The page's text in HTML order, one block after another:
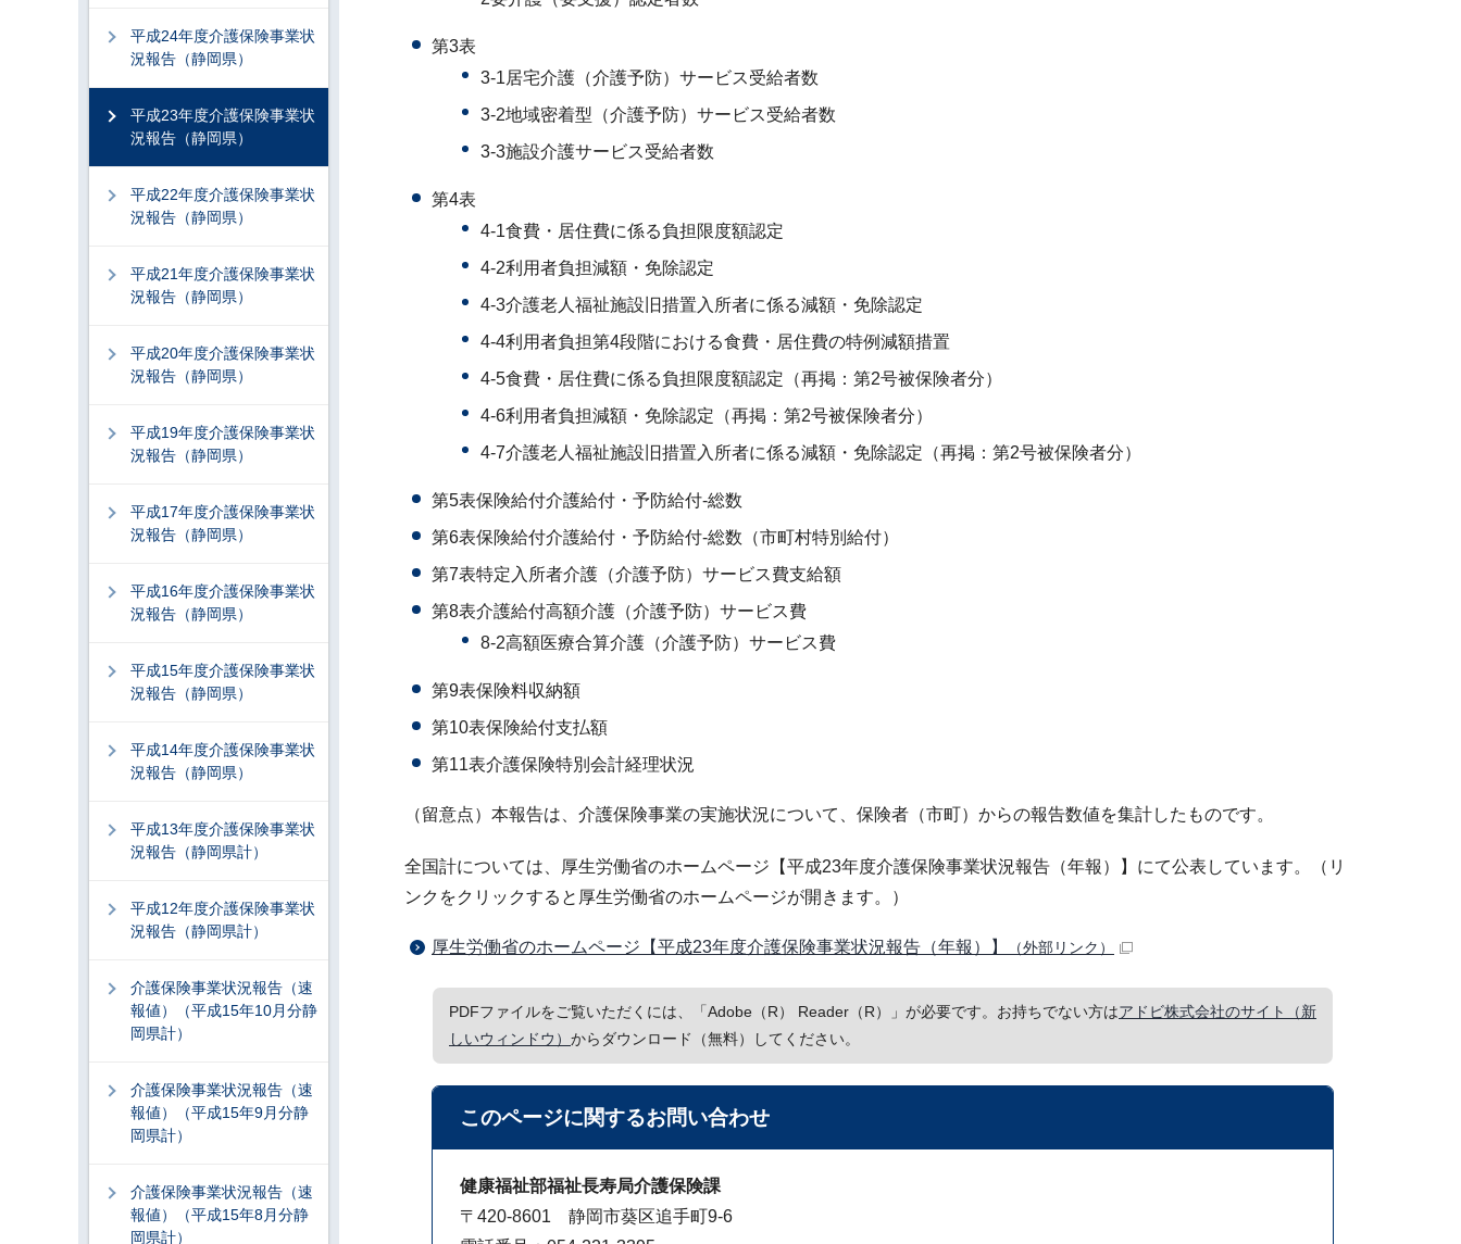
第3表
3-1居宅介護（介護予防）サービス受給者数
3-2地域密着型（介護予防）サービス受給者数
3-3施設介護サービス受給者数
第4表
4-1食費・居住費に係る負担限度額認定
4-2利用者負担減額・免除認定
4-3介護老人福祉施設旧措置入所者に係る減額・免除認定
4-4利用者負担第4段階における食費・居住費の特例減額措置
4-5食費・居住費に係る負担限度額認定（再掲：第2号被保険者分）
4-6利用者負担減額・免除認定（再掲：第2号被保険者分）
4-7介護老人福祉施設旧措置入所者に係る減額・免除認定（再掲：第2号被保険者分）
第5表保険給付介護給付・予防給付-総数
第6表保険給付介護給付・予防給付-総数（市町村特別給付）
第7表特定入所者介護（介護予防）サービス費支給額
第8表介護給付高額介護（介護予防）サービス費
8-2高額医療合算介護（介護予防）サービス費
第9表保険料収納額
第10表保険給付支払額
第11表介護保険特別会計経理状況
（留意点）本報告は、介護保険事業の実施状況について、保険者（市町）からの報告数値を集計したものです。
全国計については、厚生労働省のホームページ【平成23年度介護保険事業状況報告（年報）】にて公表しています。（リ
ンクをクリックすると厚生労働省のホームページが開きます。）
厚生労働省のホームページ【平成23年度介護保険事業状況報告（年報）】 （外部リンク）
PDFファイルをご覧いただくには、「Adobe（R） Reader（R）」が必要です。お持ちでない方はアドビ株式会社のサイト（新
しいウィンドウ） からダウンロード（無料）してください。
このページに関するお問い合わせ
健康福祉部福祉長寿局介護保険課
〒420-8601 静岡市葵区追手町9-6
平成24年度介護保険事業状
況報告（静岡県）
平成23年度介護保険事業状
況報告（静岡県）
平成22年度介護保険事業状
況報告（静岡県）
平成21年度介護保険事業状
況報告（静岡県）
平成20年度介護保険事業状
況報告（静岡県）
平成19年度介護保険事業状
況報告（静岡県）
平成17年度介護保険事業状
況報告（静岡県）
平成16年度介護保険事業状
況報告（静岡県）
平成15年度介護保険事業状
況報告（静岡県）
平成14年度介護保険事業状
況報告（静岡県）
平成13年度介護保険事業状
況報告（静岡県計）
平成12年度介護保険事業状
況報告（静岡県計）
介護保険事業状況報告（速
報値）（平成15年10月分静
岡県計）
介護保険事業状況報告（速
報値）（平成15年9月分静
岡県計）
介護保険事業状況報告（速
報値）（平成15年8月分静
岡県計）